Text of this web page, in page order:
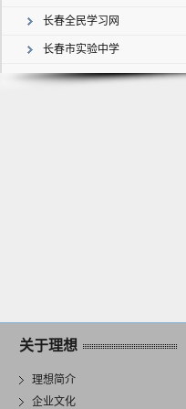
长春全民学习网
长春市实验中学
关于理想
理想简介
企业文化